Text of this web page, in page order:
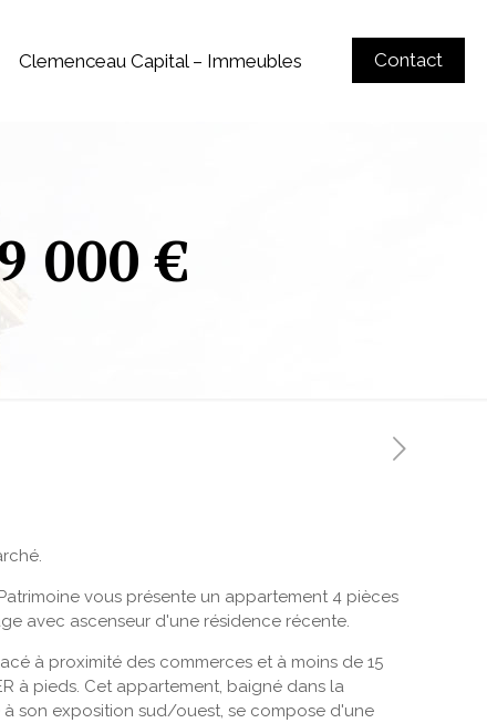
Clemenceau Capital – Immeubles Contact
000 €
vous présente un appartement 4 pièces
avec ascenseur d'une résidence récente.
à proximité des commerces et à moins de 15
à pieds. Cet appartement, baigné dans la
à son exposition sud/ouest, se compose d'une